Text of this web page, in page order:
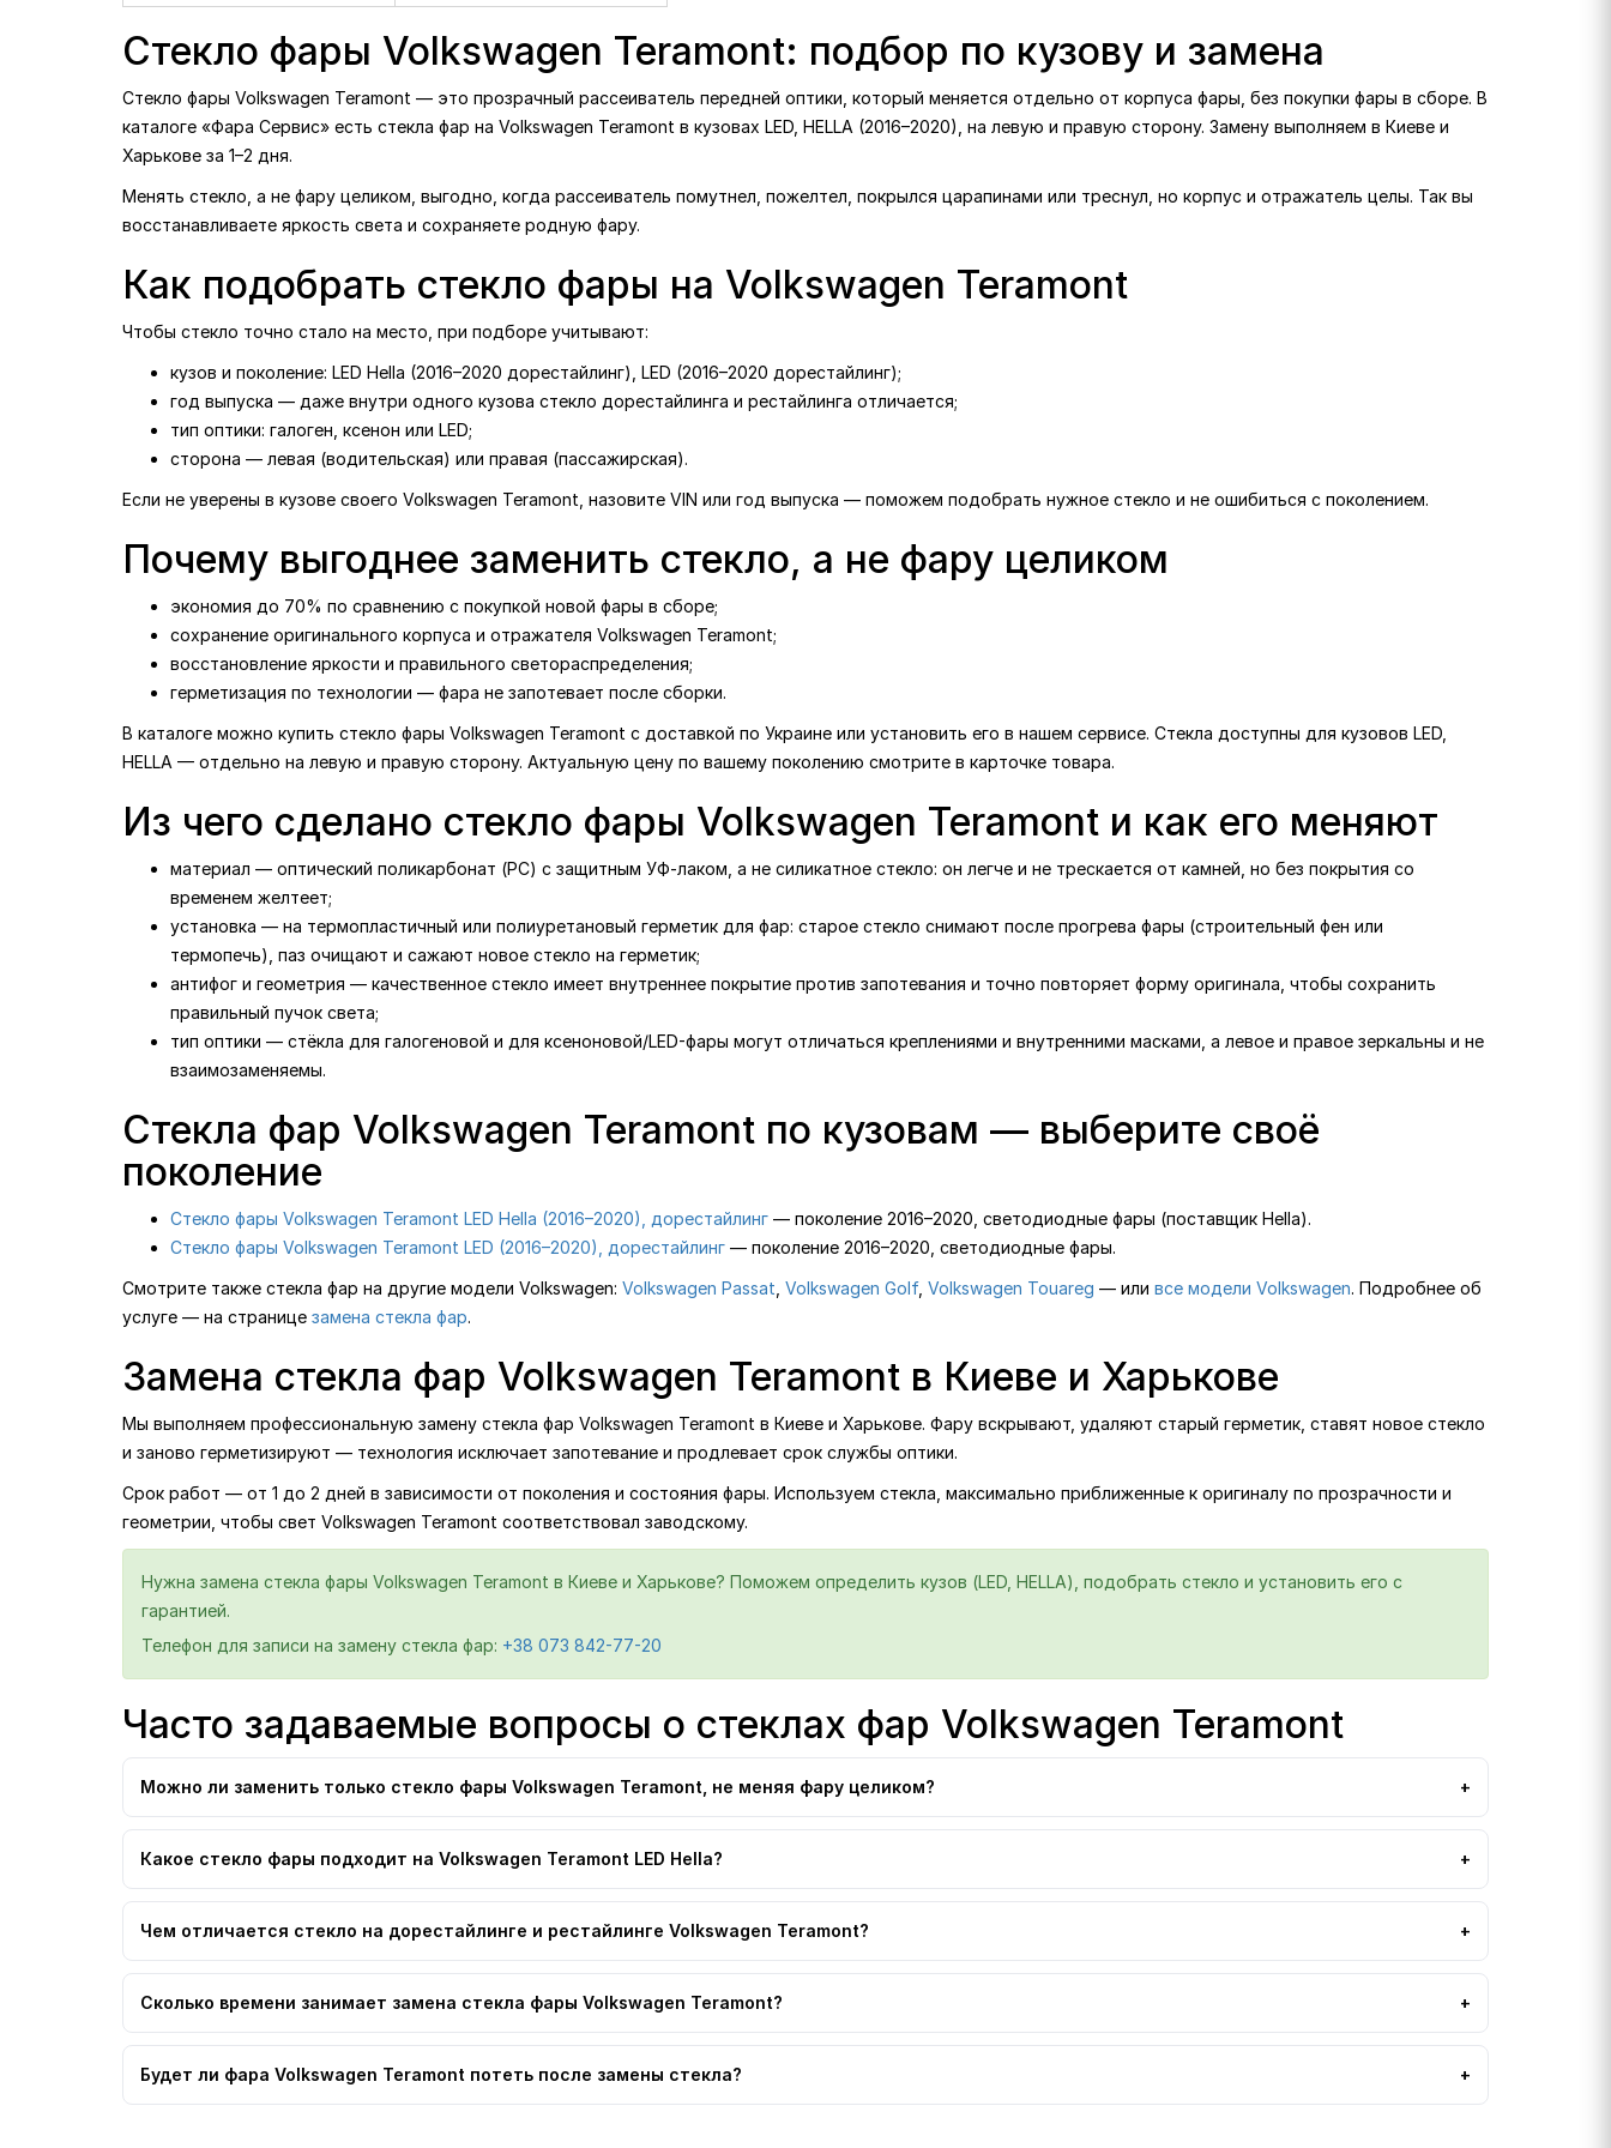
Правая (пассажирская)
Правая (пассажирская)
Стекло фары Volkswagen Teramont: подбор по кузову и замена
Стекло фары Volkswagen Teramont — это прозрачный рассеиватель передней оптики, который меняется отдельно от корпуса фары, без покупки фары в сборе. В
каталоге «Фара Сервис» есть стекла фар на Volkswagen Teramont в кузовах LED, HELLA (2016–2020), на левую и правую сторону. Замену выполняем в Киеве и
Харькове за 1–2 дня.
Менять стекло, а не фару целиком, выгодно, когда рассеиватель помутнел, пожелтел, покрылся царапинами или треснул, но корпус и отражатель целы. Так вы
восстанавливаете яркость света и сохраняете родную фару.
Как подобрать стекло фары на Volkswagen Teramont
Чтобы стекло точно стало на место, при подборе учитывают:
кузов и поколение: LED Hella (2016–2020 дорестайлинг), LED (2016–2020 дорестайлинг);
год выпуска — даже внутри одного кузова стекло дорестайлинга и рестайлинга отличается;
тип оптики: галоген, ксенон или LED;
сторона — левая (водительская) или правая (пассажирская).
Если не уверены в кузове своего Volkswagen Teramont, назовите VIN или год выпуска — поможем подобрать нужное стекло и не ошибиться с поколением.
Почему выгоднее заменить стекло, а не фару целиком
экономия до 70% по сравнению с покупкой новой фары в сборе;
сохранение оригинального корпуса и отражателя Volkswagen Teramont;
восстановление яркости и правильного светораспределения;
герметизация по технологии — фара не запотевает после сборки.
В каталоге можно купить стекло фары Volkswagen Teramont с доставкой по Украине или установить его в нашем сервисе. Стекла доступны для кузовов LED,
HELLA — отдельно на левую и правую сторону. Актуальную цену по вашему поколению смотрите в карточке товара.
Из чего сделано стекло фары Volkswagen Teramont и как его меняют
материал — оптический поликарбонат (PC) с защитным УФ-лаком, а не силикатное стекло: он легче и не трескается от камней, но без покрытия со
временем желтеет;
установка — на термопластичный или полиуретановый герметик для фар: старое стекло снимают после прогрева фары (строительный фен или
термопечь), паз очищают и сажают новое стекло на герметик;
антифог и геометрия — качественное стекло имеет внутреннее покрытие против запотевания и точно повторяет форму оригинала, чтобы сохранить
правильный пучок света;
тип оптики — стёкла для галогеновой и для ксеноновой/LED-фары могут отличаться креплениями и внутренними масками, а левое и правое зеркальны и не
взаимозаменяемы.
Стекла фар Volkswagen Teramont по кузовам — выберите своё
поколение
Стекло фары Volkswagen Teramont LED Hella (2016–2020), дорестайлинг — поколение 2016–2020, светодиодные фары (поставщик Hella).
Стекло фары Volkswagen Teramont LED (2016–2020), дорестайлинг — поколение 2016–2020, светодиодные фары.
Смотрите также стекла фар на другие модели Volkswagen: Volkswagen Passat Volkswagen Golf, Volkswagen Touareg — или все модели Volkswagen. Подробнее об
услуге — на странице замена стекла фар.
Замена стекла фар Volkswagen Teramont в Киеве и Харькове
Мы выполняем профессиональную замену стекла фар Volkswagen Teramont в Киеве и Харькове. Фару вскрывают, удаляют старый герметик, ставят новое стекло
и заново герметизируют — технология исключает запотевание и продлевает срок службы оптики.
Срок работ — от 1 до 2 дней в зависимости от поколения и состояния фары. Используем стекла, максимально приближенные к оригиналу по прозрачности и
геометрии, чтобы свет Volkswagen Teramont соответствовал заводскому.
Нужна замена стекла фары Volkswagen Teramont в Киеве и Харькове? Поможем определить кузов (LED, HELLA), подобрать стекло и установить его с
гарантией.
Телефон для записи на замену стекла фар: +38 073 842-77-20
Часто задаваемые вопросы о стеклах фар Volkswagen Teramont
Можно ли заменить только стекло фары Volkswagen Teramont, не меняя фару целиком?
Какое стекло фары подходит на Volkswagen Teramont LED Hella?
Чем отличается стекло на дорестайлинге и рестайлинге Volkswagen Teramont?
Сколько времени занимает замена стекла фары Volkswagen Teramont?
Будет ли фара Volkswagen Teramont потеть после замены стекла?